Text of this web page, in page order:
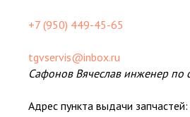
+7 (950) 449-45-65
tgvservis@inbox.ru
Сафонов Вячеслав инженер по
Адрес пункта выдачи запчастей: